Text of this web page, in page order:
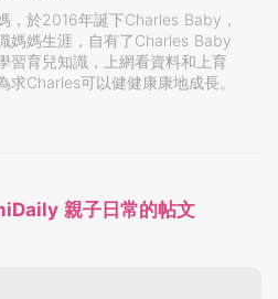
，於2016年誕下Charles Baby，
媽媽生涯，自有了Charles Baby
習育兒知識，上網看資料和上育
求Charles可以健健康康地成長。
親子日常的帖文